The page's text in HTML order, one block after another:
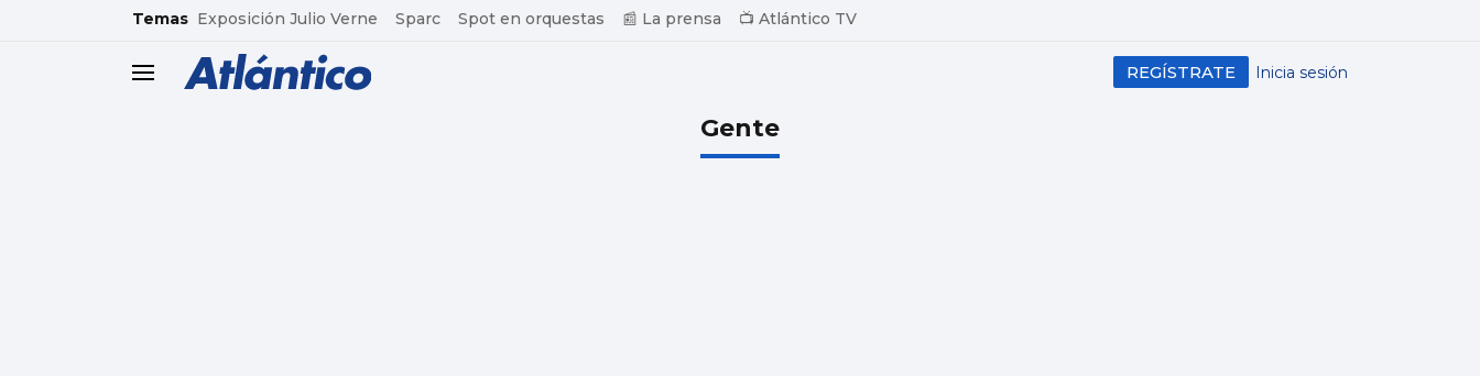
common.go-to-content
Temas Exposición Julio Verne Sparc Spot en orquestas 📰 La prensa 📺 Atlántico TV
header.menu.open Inicia sesión
REGÍSTRATE
Gente